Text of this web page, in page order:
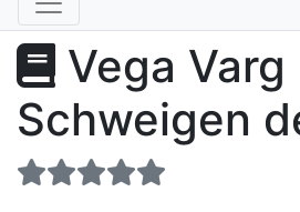
Vega Varg
Schweigen